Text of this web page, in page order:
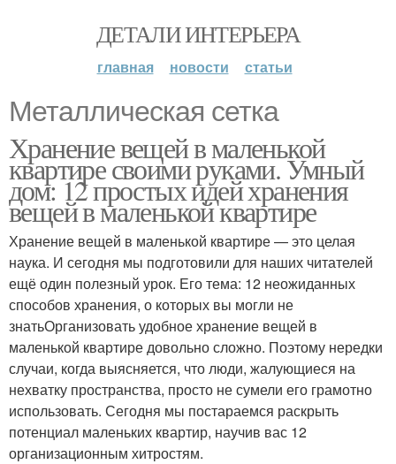
ДЕТАЛИ ИНТЕРЬЕРА
главная новости статьи
Металлическая сетка
Хранение вещей в маленькой
квартире своими руками. Умный
дом: 12 простых идей хранения
вещей в маленькой квартире
Хранение вещей в маленькой квартире — это целая
наука. И сегодня мы подготовили для наших читателей
ещё один полезный урок. Его тема: 12 неожиданных
способов хранения, о которых вы могли не
знатьОрганизовать удобное хранение вещей в
маленькой квартире довольно сложно. Поэтому нередки
случаи, когда выясняется, что люди, жалующиеся на
нехватку пространства, просто не сумели его грамотно
использовать. Сегодня мы постараемся раскрыть
потенциал маленьких квартир, научив вас 12
организационным хитростям.